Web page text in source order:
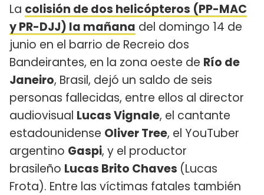
La colisión de dos helicópteros (PP-MAC
y PR-DJJ) la mañana del domingo 14 de
junio en el barrio de Recreio dos
Bandeirantes, en la zona oeste de Río de
Janeiro, Brasil, dejó un saldo de seis
personas fallecidas, entre ellos al director
audiovisual Lucas Vignale, el cantante
estadounidense Oliver Tree, el YouTuber
argentino Gaspi, y el productor
brasileño Lucas Brito Chaves (Lucas
Frota). Entre las víctimas fatales también